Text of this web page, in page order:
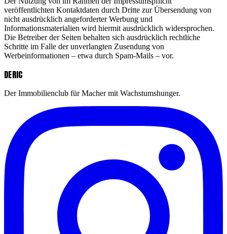
veröffentlichten Kontaktdaten durch Dritte zur Übersendung von
nicht ausdrücklich angeforderter Werbung und
Informationsmaterialien wird hiermit ausdrücklich widersprochen.
Die Betreiber der Seiten behalten sich ausdrücklich rechtliche
Schritte im Falle der unverlangten Zusendung von
Werbeinformationen – etwa durch Spam-Mails – vor.
DERIC
Der Immobilienclub für Macher mit Wachstumshunger.